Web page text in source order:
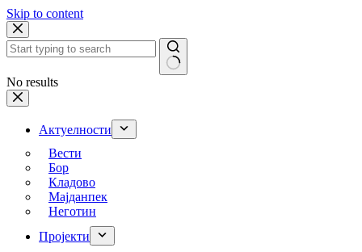
Skip to content
No results
Актуелности
Вести
Бор
Кладово
Мајданпек
Неготин
Пројекти